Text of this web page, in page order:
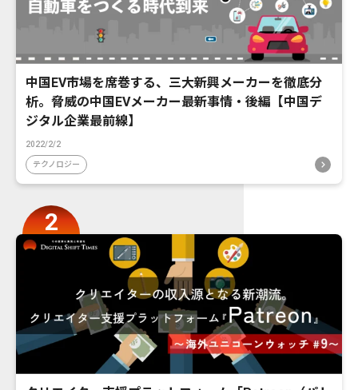
中国EV市場を席巻する、三大新興メーカーを徹底分
析。脅威の中国EVメーカー最新事情・後編【中国デ
ジタル企業最前線】
2022/2/2
テクノロジー